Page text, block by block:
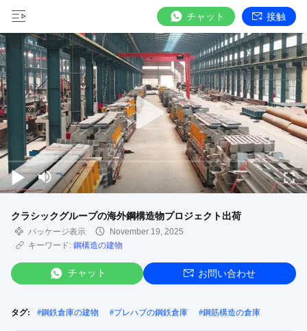
チャット 接触
クラシックグループの海外鋼構造物プロジェクト出荷
パッケージ表示
November 19, 2025
キーワード: 鋼構造の建物
チャット お問い合わせ
タグ: #鋼鉄倉庫の建物 #プレハブの鋼鉄倉庫 #鋼筋構造の倉庫